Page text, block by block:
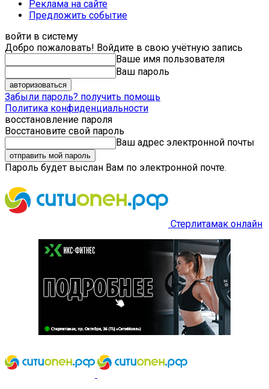
Реклама на сайте
Предложить событие
войти в систему
Добро пожаловать! Войдите в свою учётную запись
Ваше имя пользователя
Ваш пароль
Забыли пароль? получить помощь
Политика конфиденциальности
восстановление пароля
Восстановите свой пароль
Ваш адрес электронной почты
Пароль будет выслан Вам по электронной почте.
Стерлитамак онлайн